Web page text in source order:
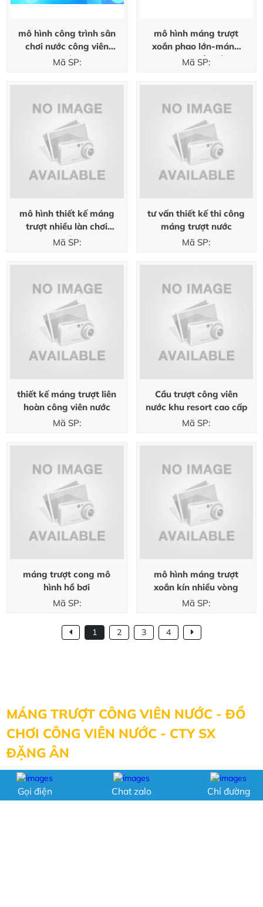
mô hình công trình sân
chơi nước công viên
nước
Mã SP:
mô hình máng trượt
xoắn phao lớn-máng
trượt xoắn hở
Mã SP:
mô hình thiết kế máng
trượt nhiều làn chơi
nước
Mã SP:
tư vấn thiết kế thi công
máng trượt nước
Mã SP:
thiết kế máng trượt liên
hoàn công viên nước
Mã SP:
Cầu trượt công viên
nước khu resort cao cấp
Mã SP:
máng trượt cong mô
hình hồ bơi
Mã SP:
mô hình máng trượt
xoắn kín nhiều vòng
Mã SP:
1 2 3 4
MÁNG TRƯỢT CÔNG VIÊN NƯỚC - ĐỒ
CHƠI CÔNG VIÊN NƯỚC - CTY SX
ĐẶNG ÂN
Số 3, Đường 40, Kp8, P.Hiệp Bình Chánh, Q.Thủ Đức,
TP.HCM
Gọi điện Chat zalo Chỉ đường